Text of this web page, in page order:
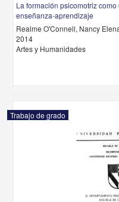
La formación psicomotriz
enseñanza-aprendizaje
Realme O'Connell, Nancy
2014
Artes y Humanidades
Trabajo de grado